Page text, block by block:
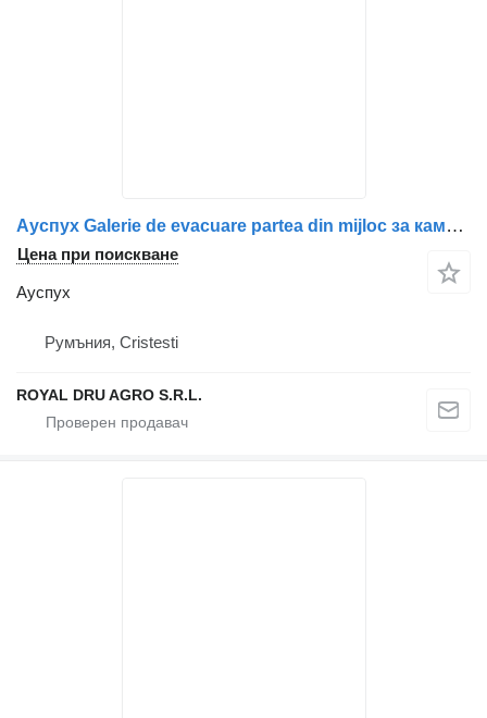
Ауспух Galerie de evacuare partea din mijloc за камион MAN – Cod: 51081020645 / 51081020485
Цена при поискване
Ауспух
Румъния, Cristesti
ROYAL DRU AGRO S.R.L.